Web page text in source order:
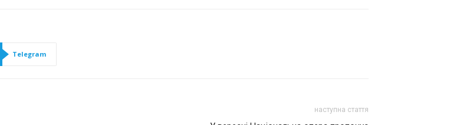
Telegram
наступна стаття